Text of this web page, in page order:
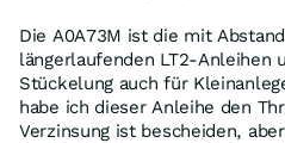
Die A0A73M ist die mit
längerlaufenden LT2-Anleihen
Stückelung auch für
habe ich dieser Anleihe den
Verzinsung ist bescheiden,